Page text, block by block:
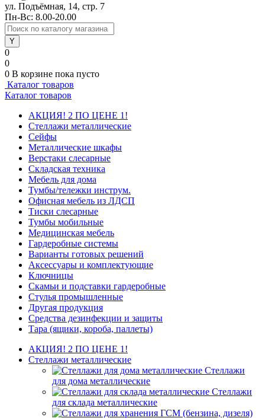
ул. Подъёмная, 14, стр. 7
Пн-Вс: 8.00-20.00
0
0
0 В корзине пока пусто
Каталог товаров
Каталог товаров
АКЦИЯ! 2 ПО ЦЕНЕ 1!
Стеллажи металлические
Сейфы
Металлические шкафы
Верстаки слесарные
Складская техника
Мебель для дома
Тумбы/тележки инструм.
Офисная мебель из ЛДСП
Тиски слесарные
Тумбы мобильные
Медицинская мебель
Гардеробные системы
Варианты готовых решений
Аксессуары и комплектующие
Ключницы
Скамьи и подставки гардеробные
Стулья промышленные
Другая продукция
Средства дезинфекции и защиты
Тара (ящики, короба, паллеты)
АКЦИЯ! 2 ПО ЦЕНЕ 1!
Стеллажи металлические
Стеллажи
для дома металлические
Стеллажи
для склада металлические